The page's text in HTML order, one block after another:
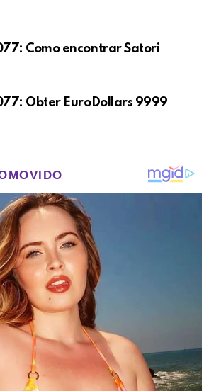
Como encontrar Satori
Obter EuroDollars 9999